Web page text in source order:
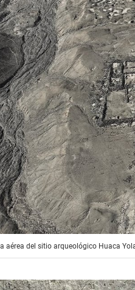
aérea del sitio arqueológico Huaca